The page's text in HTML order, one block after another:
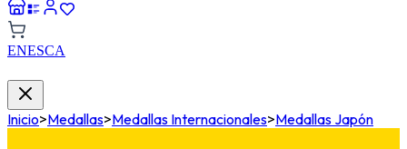
ENESCA
Inicio>Medallas>Medallas Internacionales>Medallas Japón